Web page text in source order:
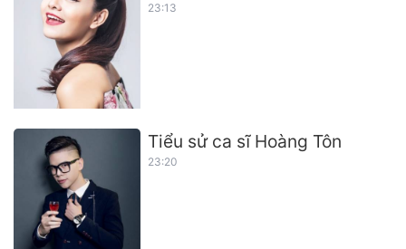
23:13
Tiểu sử ca sĩ Hoàng Tôn
23:20